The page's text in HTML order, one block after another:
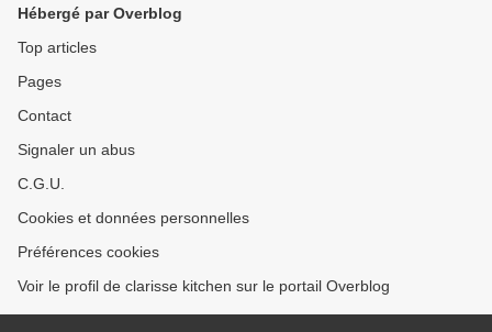
Hébergé par Overblog
Top articles
Pages
Contact
Signaler un abus
C.G.U.
Cookies et données personnelles
Préférences cookies
Voir le profil de clarisse kitchen sur le portail Overblog